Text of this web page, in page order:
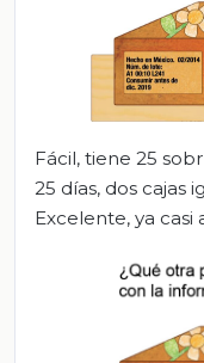
Fácil, tiene 25
25 días, dos cajas
Excelente, ya casi